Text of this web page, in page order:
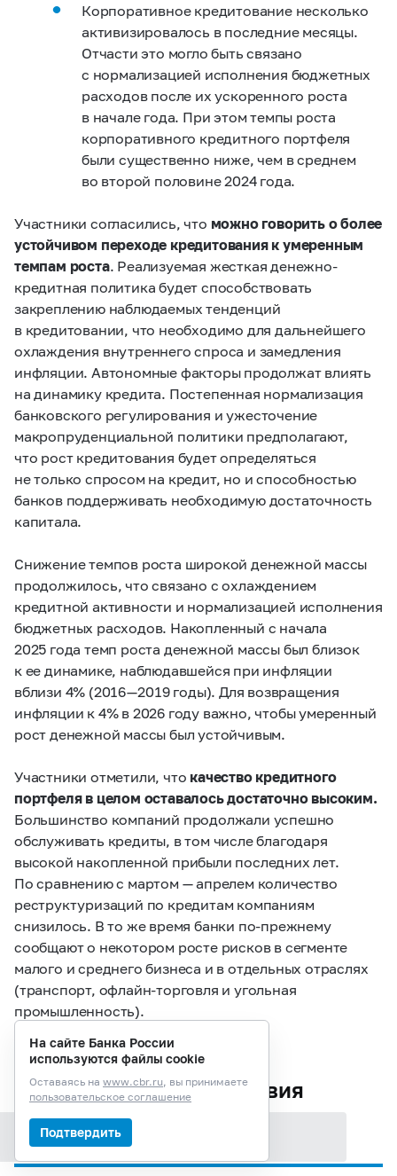
Содержание раздела
Корпоративное кредитование несколько
активизировалось в последние месяцы.
Отчасти это могло быть связано
с нормализацией исполнения бюджетных
расходов после их ускоренного роста
в начале года. При этом темпы роста
корпоративного кредитного портфеля
были существенно ниже, чем в среднем
во второй половине 2024 года.
Участники согласились, что можно говорить о более
устойчивом переходе кредитования к умеренным
темпам роста. Реализуемая жесткая денежно-
кредитная политика будет способствовать
закреплению наблюдаемых тенденций
в кредитовании, что необходимо для дальнейшего
охлаждения внутреннего спроса и замедления
инфляции. Автономные факторы продолжат влиять
на динамику кредита. Постепенная нормализация
банковского регулирования и ужесточение
макропруденциальной политики предполагают,
что рост кредитования будет определяться
не только спросом на кредит, но и способностью
банков поддерживать необходимую достаточность
капитала.
Снижение темпов роста широкой денежной массы
продолжилось, что связано с охлаждением
кредитной активности и нормализацией исполнения
бюджетных расходов. Накопленный с начала
2025 года темп роста денежной массы был близок
к ее динамике, наблюдавшейся при инфляции
вблизи 4% (2016 — 2019 годы). Для возвращения
инфляции к 4% в 2026 году важно, чтобы умеренный
рост денежной массы был устойчивым.
Участники отметили, что качество кредитного
портфеля в целом оставалось достаточно высоким.
Большинство компаний продолжали успешно
обслуживать кредиты, в том числе благодаря
высокой накопленной прибыли последних лет.
По сравнению с мартом — апрелем количество
реструктуризаций по кредитам компаниям
снизилось. В то же время банки по‑прежнему
сообщают о некотором росте рисков в сегменте
малого и среднего бизнеса и в отдельных отраслях
(транспорт, офлайн-торговля и угольная
промышленность).
Внешние условия
На сайте Банка России
используются файлы cookie
Оставаясь на www.cbr.ru, вы принимаете
пользовательское соглашение
Подтвердить